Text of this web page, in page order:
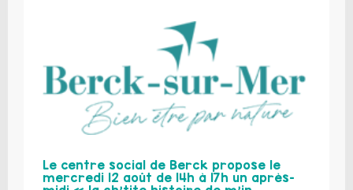
Le centre social de Berck propose le
mercredi 12 août de 14h à 17h un après-